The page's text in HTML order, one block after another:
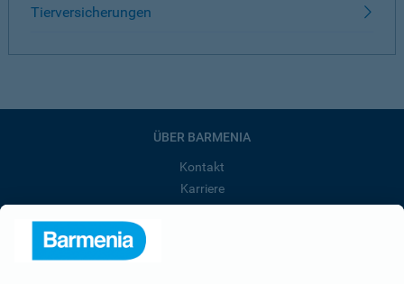
Tierversicherungen
ÜBER BARMENIA
Kontakt
Karriere